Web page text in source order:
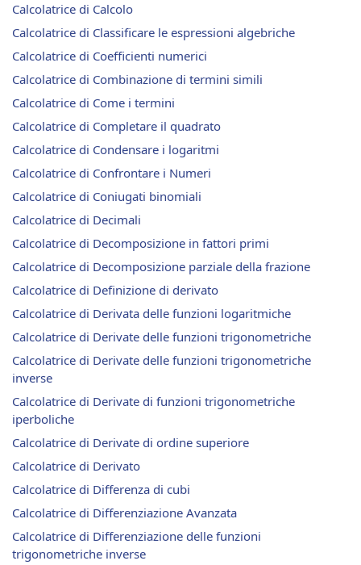
Calcolatrice di Calcolo
Calcolatrice di Classificare le espressioni algebriche
Calcolatrice di Coefficienti numerici
Calcolatrice di Combinazione di termini simili
Calcolatrice di Come i termini
Calcolatrice di Completare il quadrato
Calcolatrice di Condensare i logaritmi
Calcolatrice di Confrontare i Numeri
Calcolatrice di Coniugati binomiali
Calcolatrice di Decimali
Calcolatrice di Decomposizione in fattori primi
Calcolatrice di Decomposizione parziale della frazione
Calcolatrice di Definizione di derivato
Calcolatrice di Derivata delle funzioni logaritmiche
Calcolatrice di Derivate delle funzioni trigonometriche
Calcolatrice di Derivate delle funzioni trigonometriche
inverse
Calcolatrice di Derivate di funzioni trigonometriche
iperboliche
Calcolatrice di Derivate di ordine superiore
Calcolatrice di Derivato
Calcolatrice di Differenza di cubi
Calcolatrice di Differenziazione Avanzata
Calcolatrice di Differenziazione delle funzioni
trigonometriche inverse